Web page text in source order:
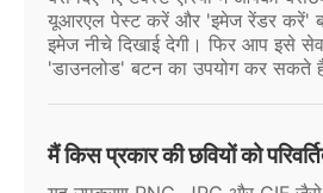
यूआरएल पेस्ट करें और 'इमेज रेंडर करें'
इमेज नीचे दिखाई देगी। फिर आप इसे
'डाउनलोड' बटन का उपयोग कर सकते
मैं किस प्रकार की छवियों को